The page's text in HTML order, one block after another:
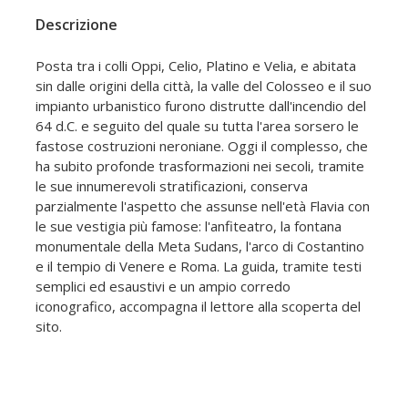
Descrizione
Posta tra i colli Oppi, Celio, Platino e Velia, e abitata
sin dalle origini della città, la valle del Colosseo e il suo
impianto urbanistico furono distrutte dall'incendio del
64 d.C. e seguito del quale su tutta l'area sorsero le
fastose costruzioni neroniane. Oggi il complesso, che
ha subito profonde trasformazioni nei secoli, tramite
le sue innumerevoli stratificazioni, conserva
parzialmente l'aspetto che assunse nell'età Flavia con
le sue vestigia più famose: l'anfiteatro, la fontana
monumentale della Meta Sudans, l'arco di Costantino
e il tempio di Venere e Roma. La guida, tramite testi
semplici ed esaustivi e un ampio corredo
iconografico, accompagna il lettore alla scoperta del
sito.